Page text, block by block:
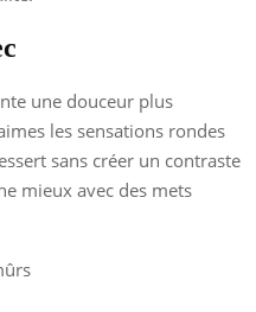
une douceur plus
les sensations rondes
sans créer un contraste
mieux avec des mets